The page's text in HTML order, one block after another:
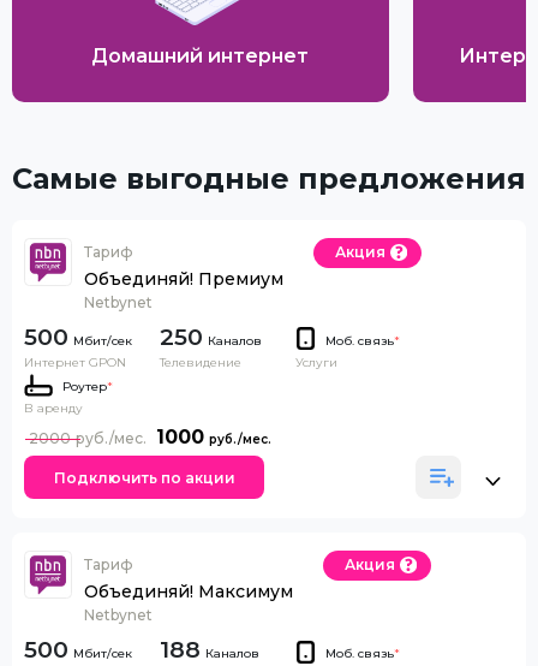
Домашний интернет
Самые выгодные предложения
Тариф
Объединяй! Премиум
Netbynet
Акция
500
Интернет GPON
250 Каналов
Телевидение
Моб. связь*
Услуги
Роутер*
В аренду
1000
2000
Подключить по акции
Тариф
Объединяй! Максимум
Netbynet
Акция
500 188 Каналов Моб. связь*